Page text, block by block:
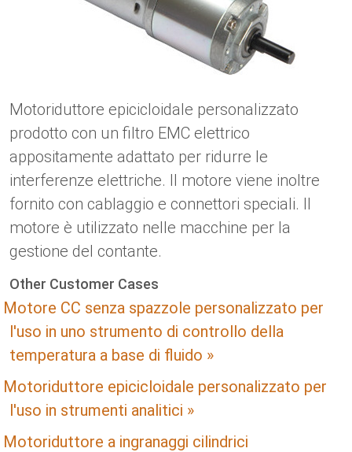
Carrello della spesa
Riserve energetiche
Ø 28-42| 1-1400 rpm | <= 290Ncm
Driver per motori DC con spazzole
Driver per motori passo-passo
Sincrono-Asincrono | per 1-4 attuatori
Nederlands (EUR)
Polski (EUR)
Norsk (NOK)
Suomi (EUR)
Svenska (SEK)
Motoriduttore epicicloidale personalizzato
prodotto con un filtro EMC elettrico
appositamente adattato per ridurre le
interferenze elettriche. Il motore viene inoltre
fornito con cablaggio e connettori speciali. Il
motore è utilizzato nelle macchine per la
gestione del contante.
Other Customer Cases
Motore CC senza spazzole personalizzato per
l'uso in uno strumento di controllo della
temperatura a base di fluido »
Motoriduttore epicicloidale personalizzato per
l'uso in strumenti analitici »
Motoriduttore a ingranaggi cilindrici